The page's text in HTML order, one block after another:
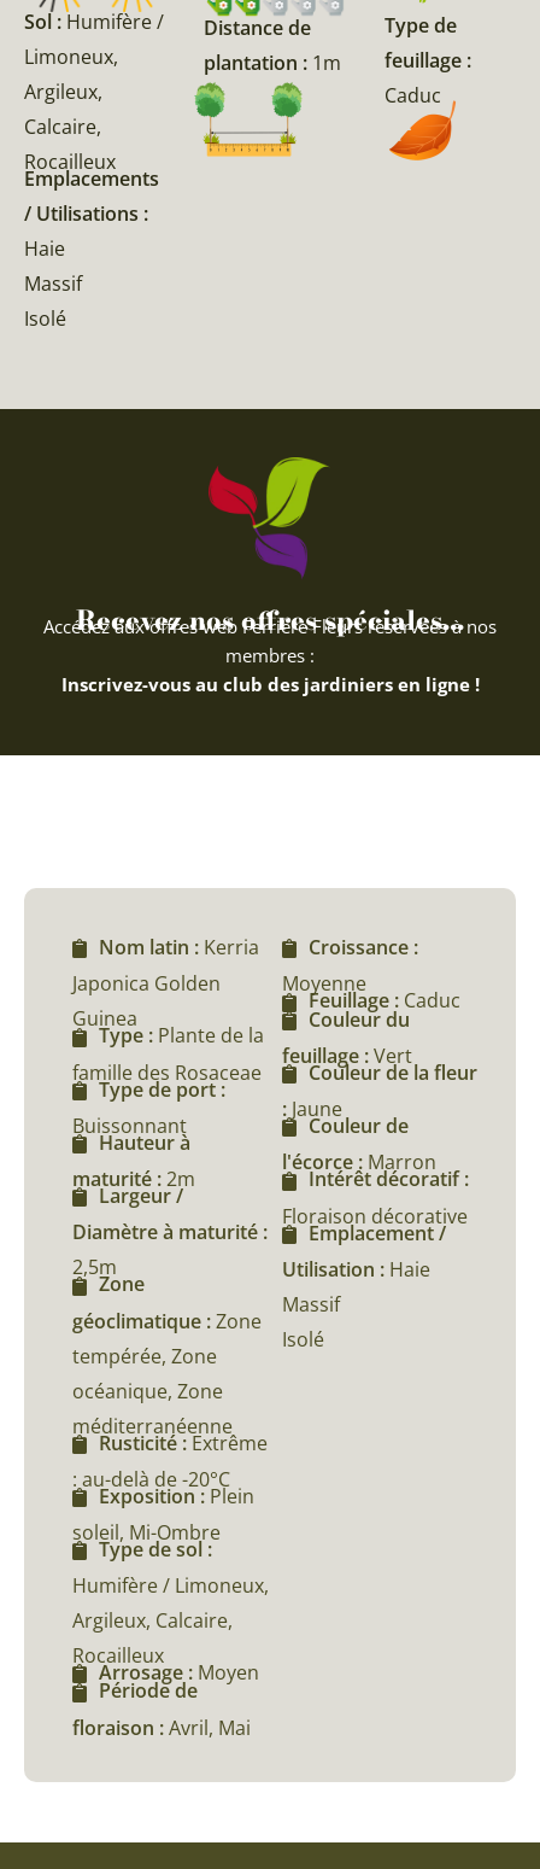
Sol : Humifère /
Limoneux,
Argileux,
Calcaire,
Rocailleux
Emplacements
/ Utilisations :
Haie
Massif
Isolé
Distance de
plantation : 1m
Type de
feuillage :
Caduc
Recevez nos offres spéciales...
Accédez aux offres web Ferriere Fleurs réservées à nos
membres :
Inscrivez-vous au club des jardiniers en ligne !
Nom latin : Kerria
Japonica Golden
Guinea
Type : Plante de la
famille des Rosaceae
Type de port :
Buissonnant
Hauteur à
maturité :2m
Largeur /
Diamètre à maturité :
2,5m
Zone
géoclimatique :Zone
tempérée, Zone
océanique, Zone
méditerranéenne
Rusticité :Extrême
: au-delà de -20°C
Exposition : Plein
soleil, Mi-Ombre
Type de sol :
Humifère / Limoneux,
Argileux, Calcaire,
Rocailleux
Arrosage : Moyen
Période de
floraison :Avril, Mai
Croissance :
Moyenne
Feuillage : Caduc
Couleur du
feuillage :Vert
Couleur de la fleur
: Jaune
Couleur de
l'écorce : Marron
Intérêt décoratif :
Floraison décorative
Emplacement /
Utilisation : Haie
Massif
Isolé